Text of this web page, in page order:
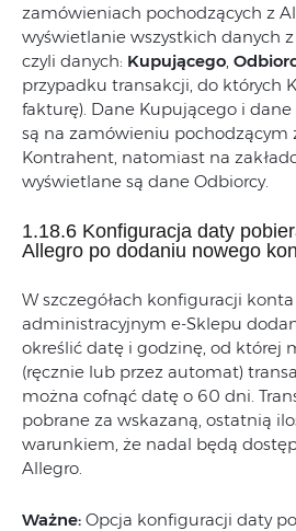
zamówieniach pochodzących z
wyświetlanie wszystkich danych
czyli danych: Kupującego
przypadku transakcji, do których
fakturę). Dane Kupującego i
są na zamówieniu pochodzącym
Kontrahent, natomiast na
wyświetlane są dane Odbiorcy.
1.18.6 Konfiguracja daty
Allegro po dodaniu nowego
W szczegółach konfiguracji
administracyjnym e-Sklepu
określić datę i godzinę, od której
(ręcznie lub przez automat)
można cofnąć datę o 60 dni.
pobrane za wskazaną, ostatnią
warunkiem, że nadal będą
Allegro.
Ważne: Opcja konfiguracji daty